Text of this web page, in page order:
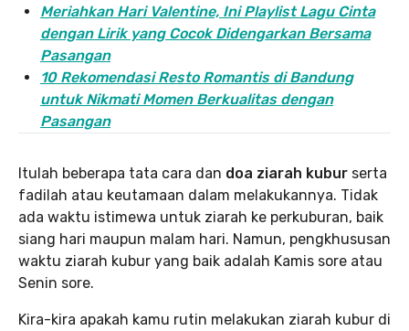
Meriahkan Hari Valentine, Ini Playlist Lagu Cinta
dengan Lirik yang Cocok Didengarkan Bersama
Pasangan
10 Rekomendasi Resto Romantis di Bandung
untuk Nikmati Momen Berkualitas dengan
Pasangan
Itulah beberapa tata cara dan doa ziarah kubur serta
fadilah atau keutamaan dalam melakukannya. Tidak
ada waktu istimewa untuk ziarah ke perkuburan, baik
siang hari maupun malam hari. Namun, pengkhususan
waktu ziarah kubur yang baik adalah Kamis sore atau
Senin sore.
Kira-kira apakah kamu rutin melakukan ziarah kubur di